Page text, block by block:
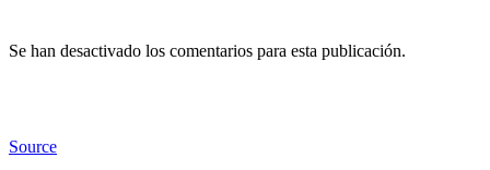
Se han desactivado los comentarios para esta publicación.
Source